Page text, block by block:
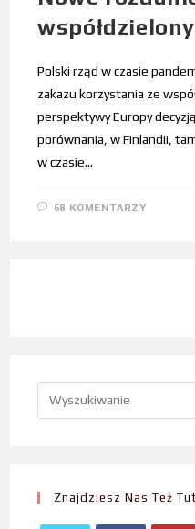
Polski rząd w czasie
zakazu korzystania ze
perspektywy Europy
porównania, w Finlandii,
w czasie…
68 KOMENTARZY
Znajdziesz Nas Też